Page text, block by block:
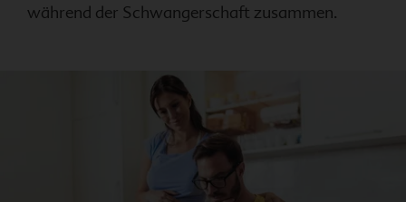
während der Schwangerschaft zusammen.